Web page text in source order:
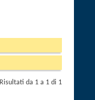
Risultati da 1 a 1 di 1